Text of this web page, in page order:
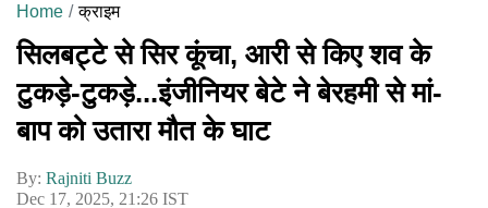
Home क्राइम
सिलबट्टे से सिर कूंचा, आरी से किए शव के
टुकड़े-टुकड़े...इंजीनियर बेटे ने बेरहमी से मां-
बाप को उतारा मौत के घाट
By: Rajniti Buzz
Dec 17, 2025, 21:26 IST